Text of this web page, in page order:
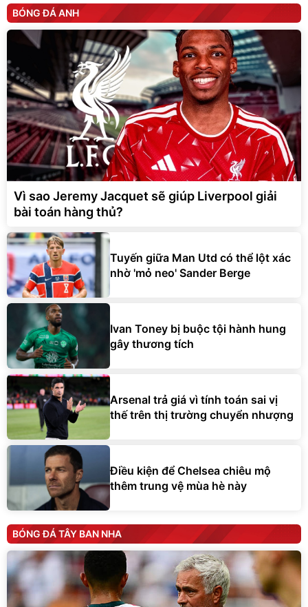
BÓNG ĐÁ ANH
Vì sao Jeremy Jacquet sẽ giúp Liverpool giải
bài toán hàng thủ?
Tuyến giữa Man Utd có thể lột xác
nhờ 'mỏ neo' Sander Berge
Ivan Toney bị buộc tội hành hung
gây thương tích
Arsenal trả giá vì tính toán sai vị
thế trên thị trường chuyển nhượng
Điều kiện để Chelsea chiêu mộ
thêm trung vệ mùa hè này
BÓNG ĐÁ TÂY BAN NHA